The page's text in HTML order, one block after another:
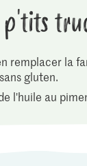
p'tits
remplacer la
gluten.
l'huile au